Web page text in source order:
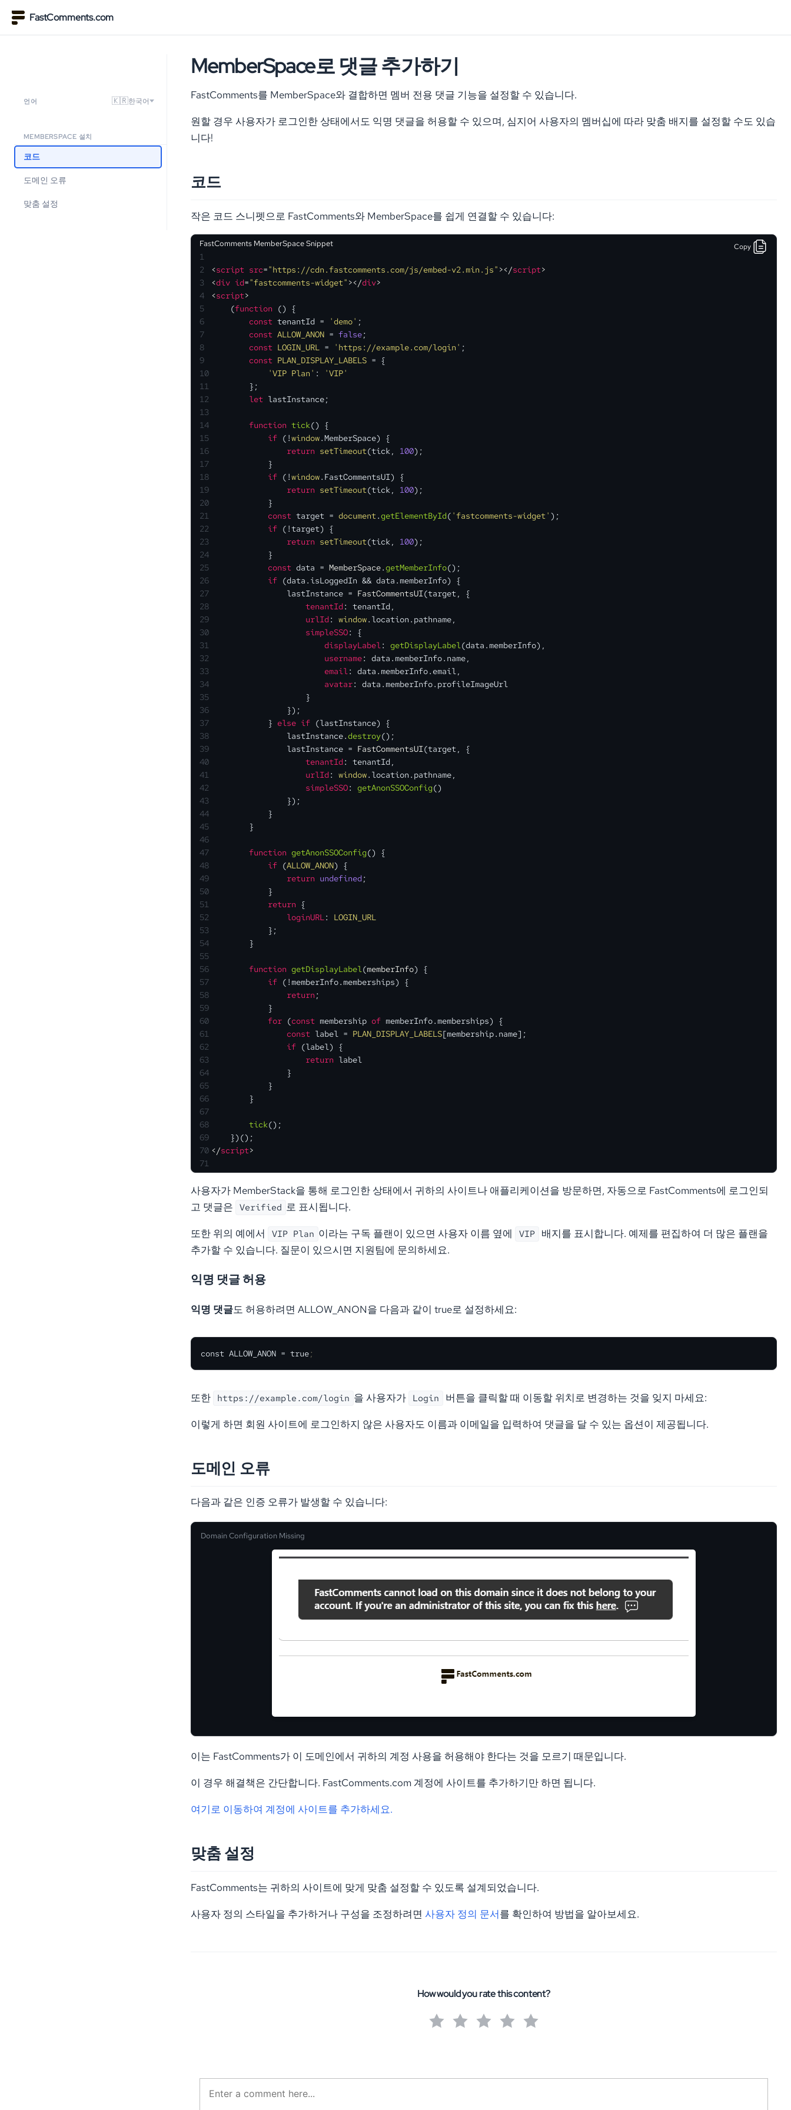
FastComments.com
언어 🇰🇷한국어
MEMBERSPACE 설치
코드
도메인 오류
맞춤 설정
MemberSpace로 댓글 추가하기
FastComments를 MemberSpace와 결합하면 멤버 전용 댓글 기능을 설정할 수 있습니다.
원할 경우 사용자가 로그인한 상태에서도 익명 댓글을 허용할 수 있으며, 심지어 사용자의 멤버십에 따라 맞춤 배지를 설정할 수도 있습
니다!
코드
작은 코드 스니펫으로 FastComments와 MemberSpace를 쉽게 연결할 수 있습니다:
FastComments MemberSpace Snippet Copy
1
2
<script src="https://cdn.fastcomments.com/js/embed-v2.min.js" ></script>
3
<div id="fastcomments-widget" ></div>
4
<script>
5
    (
function () {
6
const tenantId = 'demo' ;
7
const ALLOW_ANON = false;
8
const LOGIN_URL = 'https://example.com/login' ;
9
const PLAN_DISPLAY_LABELS = {
10
'VIP Plan' :
'VIP'
11
        };
12
let lastInstance;
13
14
function tick() {
15
if (!window.MemberSpace) {
16
return setTimeout(tick, 100);
17
            }
18
if (!window. FastCommentsUI) {
19
return setTimeout(tick, 100);
20
            }
21
const target = document .getElementById( 'fastcomments-widget' );
22
if (!target) {
23
return setTimeout(tick, 100);
24
            }
25
const data = MemberSpace.getMemberInfo();
26
if (data. isLoggedIn && data. memberInfo) {
27
                lastInstance =
FastCommentsUI(target, {
28
tenantId: tenantId,
29
urlId: window. location . pathname,
30
simpleSSO: {
31
displayLabel: getDisplayLabel(data. memberInfo),
32
username: data. memberInfo. name,
33
email: data. memberInfo. email,
34
avatar: data. memberInfo. profileImageUrl
35
                    }
36
                });
37
            }
else if (lastInstance) {
38
                lastInstance.
destroy();
39
                lastInstance =
FastCommentsUI(target, {
40
tenantId: tenantId,
41
urlId: window. location . pathname,
42
simpleSSO: getAnonSSOConfig()
43
                });
44
            }
45
        }
46
47
function getAnonSSOConfig() {
48
if (ALLOW_ANON) {
49
return undefined;
50
            }
51
return {
52
loginURL: LOGIN_URL
53
            };
54
        }
55
56
function getDisplayLabel(memberInfo) {
57
if (!memberInfo. memberships) {
58
return ;
59
            }
60
for (const membership of memberInfo. memberships) {
61
const label = PLAN_DISPLAY_LABELS[membership. name];
62
if (label) {
63
return label
64
                }
65
            }
66
        }
67
68
tick();
69
    })();
70 </script>
71
사용자가 MemberStack을 통해 로그인한 상태에서 귀하의 사이트나 애플리케이션을 방문하면, 자동으로 FastComments에 로그인되
고 댓글은 Verified 로 표시됩니다.
또한 위의 예에서 VIP Plan 이라는 구독 플랜이 있으면 사용자 이름 옆에 VIP 배지를 표시합니다. 예제를 편집하여 더 많은 플랜을
추가할 수 있습니다. 질문이 있으시면 지원팀에 문의하세요.
익명 댓글 허용
익명 댓글도 허용하려면 ALLOW_ANON을 다음과 같이 true로 설정하세요:
const ALLOW_ANON = true;
또한 https://example.com/login 을 사용자가 Login 버튼을 클릭할 때 이동할 위치로 변경하는 것을 잊지 마세요:
이렇게 하면 회원 사이트에 로그인하지 않은 사용자도 이름과 이메일을 입력하여 댓글을 달 수 있는 옵션이 제공됩니다.
도메인 오류
다음과 같은 인증 오류가 발생할 수 있습니다:
Domain Configuration Missing
이는 FastComments가 이 도메인에서 귀하의 계정 사용을 허용해야 한다는 것을 모르기 때문입니다.
이 경우 해결책은 간단합니다. FastComments.com 계정에 사이트를 추가하기만 하면 됩니다.
여기로 이동하여 계정에 사이트를 추가하세요.
맞춤 설정
FastComments는 귀하의 사이트에 맞게 맞춤 설정할 수 있도록 설계되었습니다.
사용자 정의 스타일을 추가하거나 구성을 조정하려면 사용자 정의 문서를 확인하여 방법을 알아보세요.
How would you rate this content?